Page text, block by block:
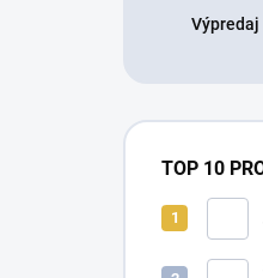
Výpredaj
TOP 10